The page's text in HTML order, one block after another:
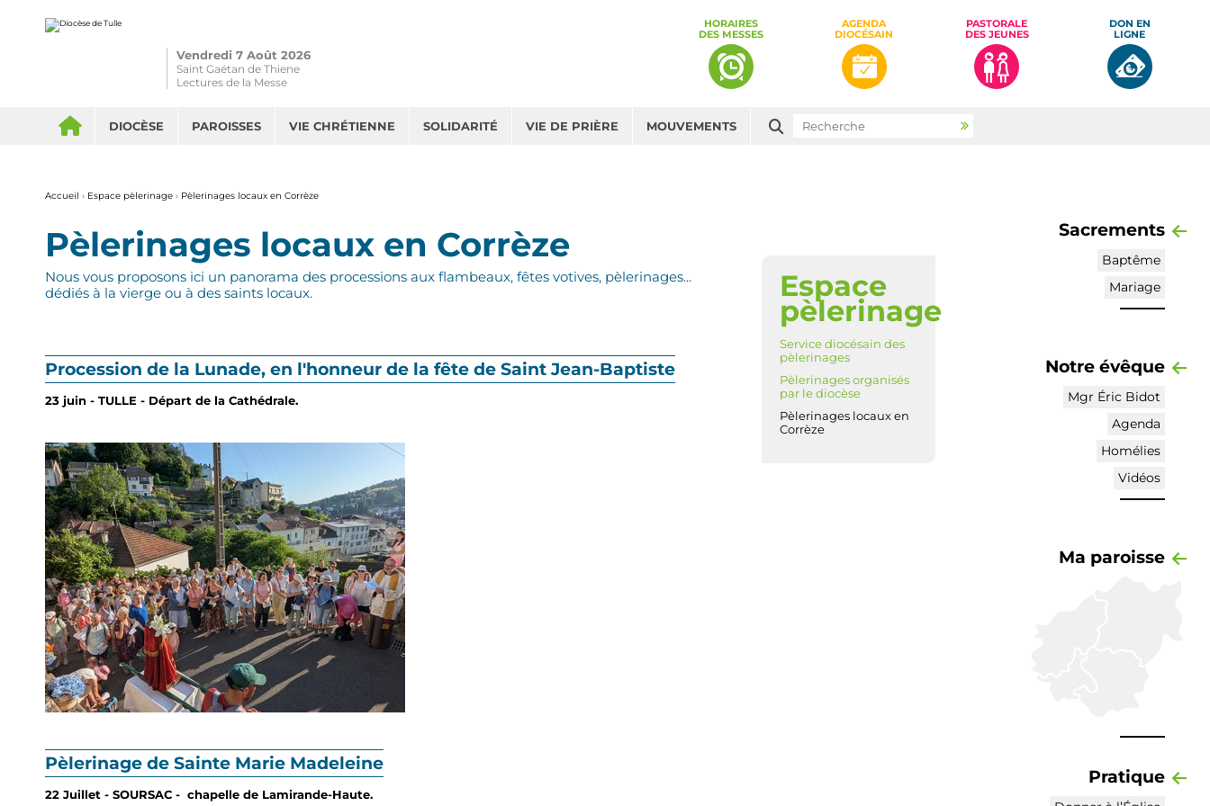
Vendredi 7 Août 2026
Saint Gaétan de Thiene
Lectures de la Messe
HORAIRES
DES MESSES
AGENDA
DIOCÉSAIN
PASTORALE
DES JEUNES
DON EN
LIGNE
DIOCÈSE PAROISSES VIE CHRÉTIENNE SOLIDARITÉ VIE DE PRIÈRE MOUVEMENTS
Accueil › Espace pèlerinage › Pèlerinages locaux en Corrèze
Pèlerinages locaux en Corrèze
Nous vous proposons ici un panorama des processions aux flambeaux, fêtes votives, pèlerinages...
dédiés à la vierge ou à des saints locaux.
Procession de la Lunade, en l'honneur de la fête de Saint Jean-Baptiste
23 juin - TULLE - Départ de la Cathédrale.
Pèlerinage de Sainte Marie Madeleine
22 Juillet - SOURSAC - chapelle de Lamirande-Haute.
NAVIGATION
Espace
pèlerinage
Service diocésain des
pèlerinages
Pèlerinages organisés
par le diocèse
Pèlerinages locaux en
Corrèze
Sacrements
Baptême
Mariage
Notre évêque
Mgr Éric Bidot
Agenda
Homélies
Vidéos
Ma paroisse
Pratique